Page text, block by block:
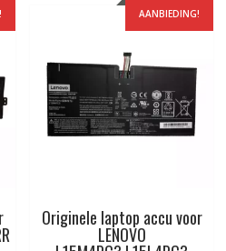
AANBIEDING!
Originele laptop accu voor
LENOVO